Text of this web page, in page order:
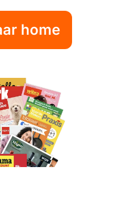
home